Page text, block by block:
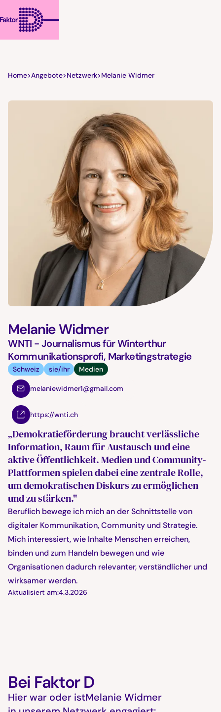
Home>Angebote>Netzwerk>Melanie Widmer
Melanie Widmer
WNTI - Journalismus für Winterthur
Kommunikationsprofi, Marketingstrategie
Schweiz sie/ihr Medien
melaniewidmer1@gmail.com
https://wnti.ch
„Demokratieförderung braucht verlässliche
Information, Raum für Austausch und eine
aktive Öffentlichkeit. Medien und Community-
Plattformen spielen dabei eine zentrale Rolle,
um demokratischen Diskurs zu ermöglichen
und zu stärken."
Beruflich bewege ich mich an der Schnittstelle von
digitaler Kommunikation, Community und Strategie.
Mich interessiert, wie Inhalte Menschen erreichen,
binden und zum Handeln bewegen und wie
Organisationen dadurch relevanter, verständlicher und
wirksamer werden.
Aktualisiert am:4.3.2026
Bei Faktor D
Hier war oder istMelanie Widmer